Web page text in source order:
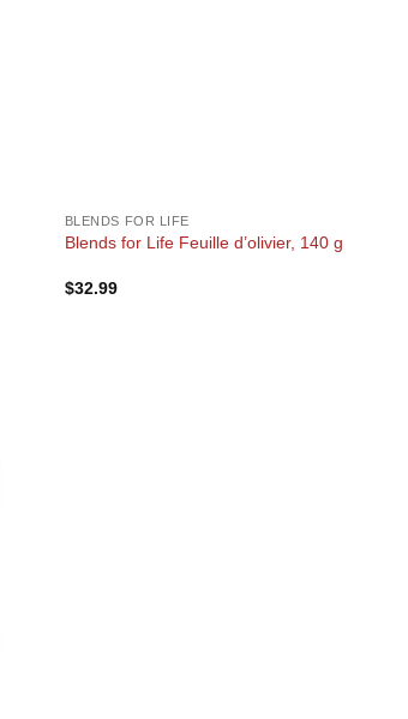
BLENDS FOR LIFE
Blends for Life Feuille d’olivier, 140 g
$32.99